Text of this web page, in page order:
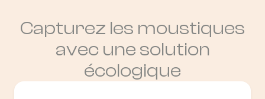
Capturez les moustiques
avec une solution
écologique